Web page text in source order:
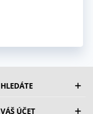
HLEDÁTE
VÁŠ ÚČET